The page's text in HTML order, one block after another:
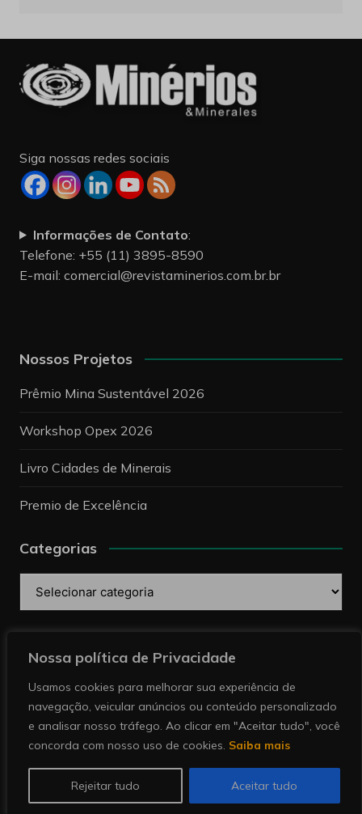
Nossa política de Privacidade
Usamos cookies para melhorar sua experiência de
navegação, veicular anúncios ou conteúdo personalizado
e analisar nosso tráfego. Ao clicar em "Aceitar tudo", você
concorda com nosso uso de cookies. Saiba mais
Rejeitar tudo Aceitar tudo
Siga nossas redes sociais
Informações de Contato:
Telefone: +55 (11) 3895-8590
E-mail: comercial@revistaminerios.com.br.br
Nossos Projetos
Prêmio Mina Sustentável 2026
Workshop Opex 2026
Livro Cidades de Minerais
Premio de Excelência
Categorias
mineração. Todos direitos reservados.